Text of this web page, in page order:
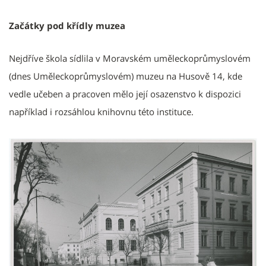
Začátky pod křídly muzea
Nejdříve škola sídlila v Moravském uměleckoprůmyslovém
(dnes Uměleckoprůmyslovém) muzeu na Husově 14, kde
vedle učeben a pracoven mělo její osazenstvo k dispozici
například i rozsáhlou knihovnu této instituce.